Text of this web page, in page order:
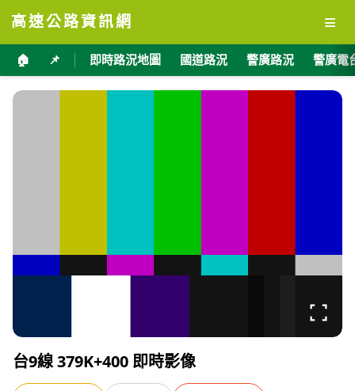
高速公路資訊網 ≡
🏠 📌 即時路況地圖 國道路況 警廣路況 警廣電
台9線 379K+400 即時影像